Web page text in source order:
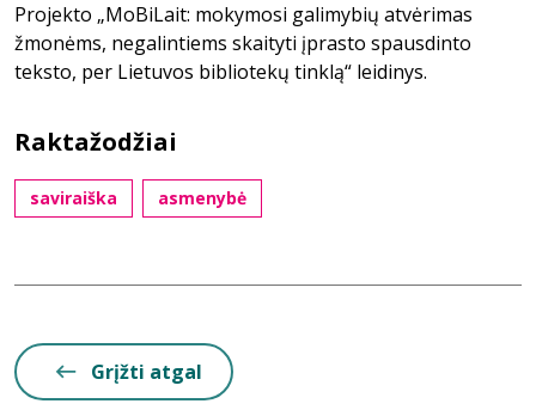
Projekto „MoBiLait: mokymosi galimybių atvėrimas
žmonėms, negalintiems skaityti įprasto spausdinto
teksto, per Lietuvos bibliotekų tinklą“ leidinys.
Raktažodžiai
saviraiška asmenybė
Grįžti atgal